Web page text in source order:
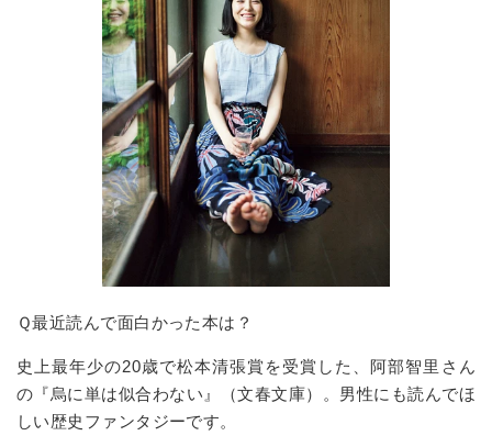
Ｑ最近読んで面白かった本は？
史上最年少の20歳で松本清張賞を受賞した、阿部智里さん
の『烏に単は似合わない』（文春文庫）。男性にも読んでほ
しい歴史ファンタジーです。